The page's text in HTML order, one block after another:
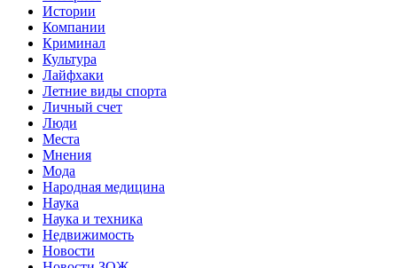
Истории
Компании
Криминал
Культура
Лайфхаки
Летние виды спорта
Личный счет
Люди
Места
Мнения
Мода
Народная медицина
Наука
Наука и техника
Недвижимость
Новости